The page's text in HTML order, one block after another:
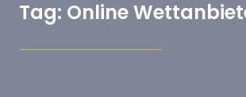
Tag: Online